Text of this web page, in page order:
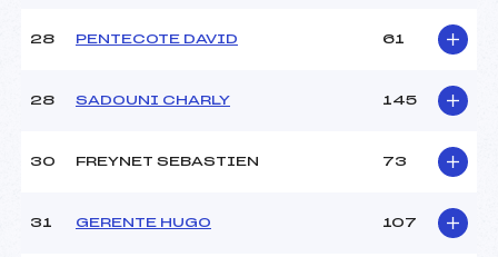
28 PENTECOTE DAVID 61
28 SADOUNI CHARLY 145
30 FREYNET SEBASTIEN 73
31 GERENTE HUGO 107